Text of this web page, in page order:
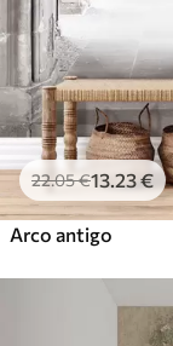
22.05€13.23€
Arco antigo